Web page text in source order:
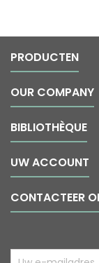
PRODUCTEN
OUR COMPANY
BIBLIOTHÈQUE
UW ACCOUNT
CONTACTEER